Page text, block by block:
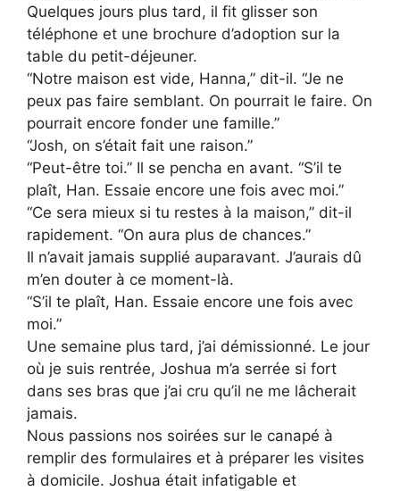
Quelques jours plus tard, il fit glisser son
téléphone et une brochure d’adoption sur la
table du petit-déjeuner.
“Notre maison est vide, Hanna,” dit-il. “Je ne
peux pas faire semblant. On pourrait le faire. On
pourrait encore fonder une famille.”
“Josh, on s’était fait une raison.”
“Peut-être toi.” Il se pencha en avant. “S’il te
plaît, Han. Essaie encore une fois avec moi.”
“Ce sera mieux si tu restes à la maison,” dit-il
rapidement. “On aura plus de chances.”
Il n’avait jamais supplié auparavant. J’aurais dû
m’en douter à ce moment-là.
“S’il te plaît, Han. Essaie encore une fois avec
moi.”
Une semaine plus tard, j’ai démissionné. Le jour
où je suis rentrée, Joshua m’a serrée si fort
dans ses bras que j’ai cru qu’il ne me lâcherait
jamais.
Nous passions nos soirées sur le canapé à
remplir des formulaires et à préparer les visites
à domicile. Joshua était infatigable et